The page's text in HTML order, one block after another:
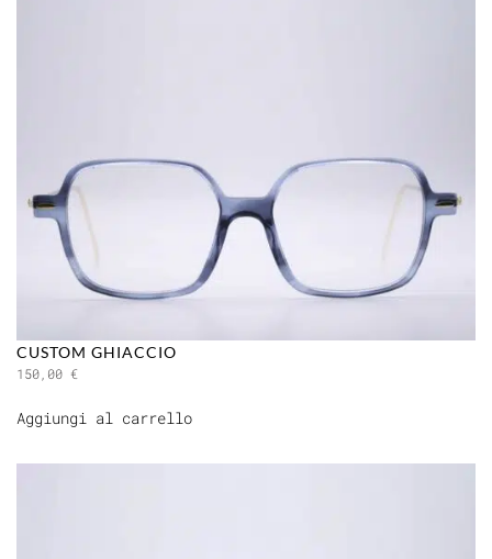
CUSTOM GHIACCIO
150,00 €
Aggiungi al carrello